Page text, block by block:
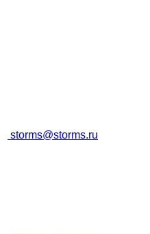
storms@storms.ru